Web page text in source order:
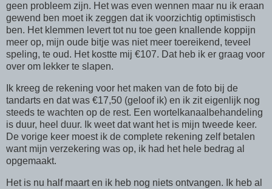
geen probleem zijn. Het was even wennen maar nu ik eraan
gewend ben moet ik zeggen dat ik voorzichtig optimistisch
ben. Het klemmen levert tot nu toe geen knallende koppijn
meer op, mijn oude bitje was niet meer toereikend, teveel
speling, te oud. Het kostte mij €107. Dat heb ik er graag voor
over om lekker te slapen.
Ik kreeg de rekening voor het maken van de foto bij de
tandarts en dat was €17,50 (geloof ik) en ik zit eigenlijk nog
steeds te wachten op de rest. Een wortelkanaalbehandeling
is duur, heel duur. Ik weet dat want het is mijn tweede keer.
De vorige keer moest ik de complete rekening zelf betalen
want mijn verzekering was op, ik had het hele bedrag al
opgemaakt.
Het is nu half maart en ik heb nog niets ontvangen. Ik heb al